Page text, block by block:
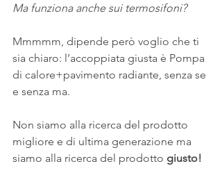
Ma funziona anche sui termosifoni?
Mmmmm, dipende però voglio che ti
sia chiaro: l’accoppiata giusta è Pompa
di calore+pavimento radiante, senza se
e senza ma.
Non siamo alla ricerca del prodotto
migliore e di ultima generazione ma
siamo alla ricerca del prodotto giusto!